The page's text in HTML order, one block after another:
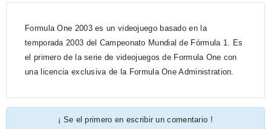
Formula One 2003 es un videojuego basado en la
temporada 2003 del Campeonato Mundial de Fórmula 1. Es
el primero de la serie de videojuegos de Formula One con
una licencia exclusiva de la Formula One Administration.​
¡ Se el primero en escribir un comentario !